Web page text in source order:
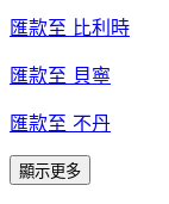
匯款至 比利時
匯款至 貝寧
匯款至 不丹
顯示更多